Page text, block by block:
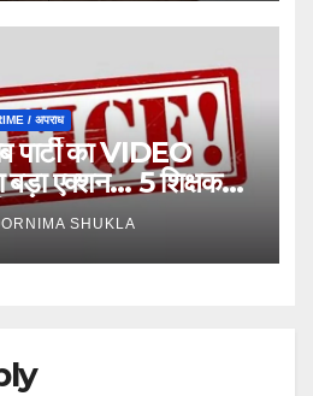
/ अपराध
का VIDEO
एक्शन… 5 शिक्षक
SHUKLA